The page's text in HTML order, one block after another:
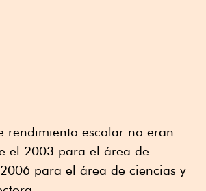
rendimiento escolar no eran
el 2003 para el área de
para el área de ciencias y